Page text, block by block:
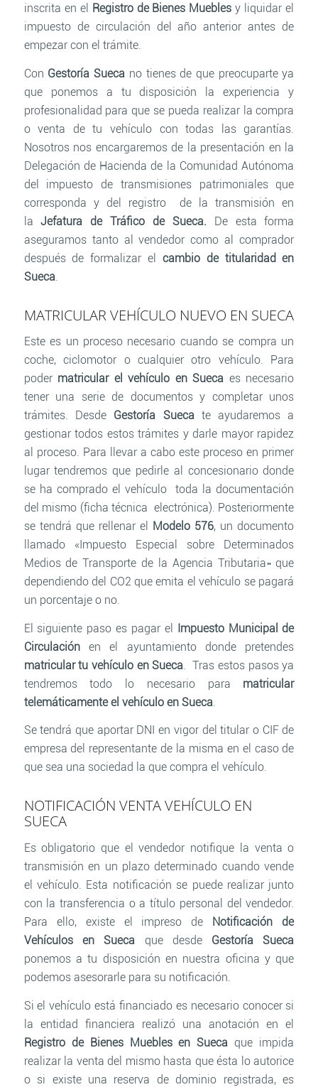
inscrita en el Registro de Bienes Mueblesy liquidar el
impuesto de circulación del año anterior antes de
empezar con el trámite.
Con Gestoría Sueca no tienes de que preocuparte ya
que ponemos a tu disposición la experiencia y
profesionalidad para que se pueda realizar la compra
o venta de tu vehículo con todas las garantías.
Nosotros nos encargaremos de la presentación en la
Delegación de Hacienda de la Comunidad Autónoma
del impuesto de transmisiones patrimoniales que
corresponda y del registro de la transmisión en
laJefatura de Tráfico de Sueca. De esta forma
aseguramos tanto al vendedor como al comprador
después de formalizar el cambio de titularidad en
Sueca
MATRICULAR VEHÍCULO NUEVO EN SUECA
Este es un proceso necesario cuando se compra un
coche, ciclomotor o cualquier otro vehículo. Para
poder matricular el vehículo en Sueca es necesario
tener una serie de documentos y completar unos
trámites. Desde Gestoría Suecate ayudaremos a
gestionar todos estos trámites y darle mayor rapidez
al proceso. Para llevar a cabo este proceso en primer
lugar tendremos que pedirle al concesionario donde
se ha comprado el vehículo toda la documentación
del mismo (ficha técnica electrónica). Posteriormente
se tendrá que rellenar el
Modelo 576, un documento
llamado «Impuesto Especial sobre Determinados
Medios de Transporte de la Agencia Tributaria» que
dependiendo del CO2 que emita el vehículo se pagará
un porcentaje o no.
El siguiente paso es pagar el
Impuesto Municipal de
Circulaciónen el ayuntamiento donde pretendes
matricular tu vehículo en Sueca . Tras estos pasos ya
tendremos todo lo necesario para matricular
telemáticamente el vehículo en Sueca
Se tendrá que aportar DNI en vigor del titular o CIF de
empresa del representante de la misma en el caso de
que sea una sociedad la que compra el vehículo.
NOTIFICACIÓN VENTA VEHÍCULO EN
SUECA
Es obligatorio que el vendedor notifique la venta o
transmisión en un plazo determinado cuando vende
el vehículo. Esta notificación se puede realizar junto
con la transferencia o a título personal del vendedor.
Para ello, existe el impreso de Notificación de
Vehículos en Sueca que desde Gestoría Sueca
ponemos a tu disposición en nuestra oficina y que
podemos asesorarle para su notificación.
Si el vehículo está financiado es necesario conocer si
la entidad financiera realizó una anotación en el
Registro de Bienes Muebles en Sueca que impida
realizar la venta del mismo hasta que ésta lo autorice
o si existe una reserva de dominio registrada, es